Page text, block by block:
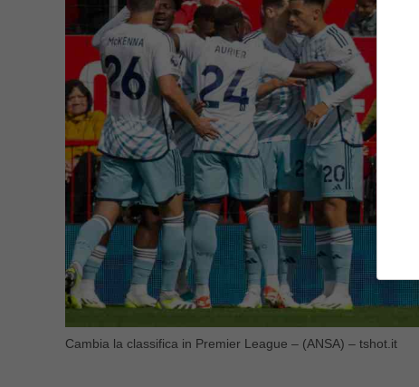
Cambia la classifica in Premier League – (ANSA) – tshot.it